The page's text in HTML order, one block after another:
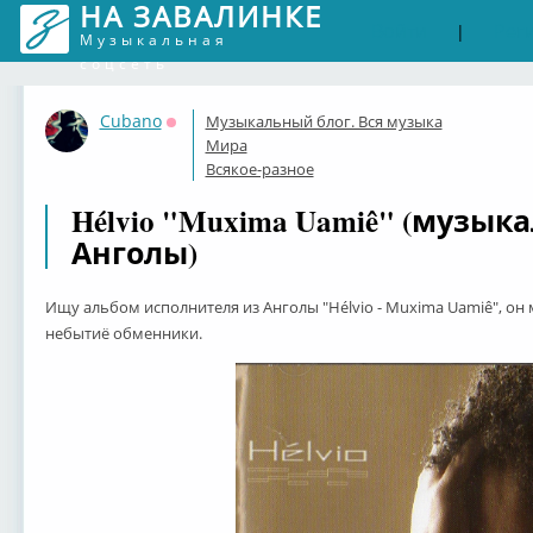
НА ЗАВАЛИНКЕ
Музыкальная
соцсеть
|
Cubano
Оффлайн
Музыкальный блог. Вся музыка
Мира
Всякое-разное
Hélvio "Muxima Uamiê"
Анголы)
Ищу альбом исполнителя из Анголы "Hélvio - Muxima Uamiê", он
небытиё обменники.